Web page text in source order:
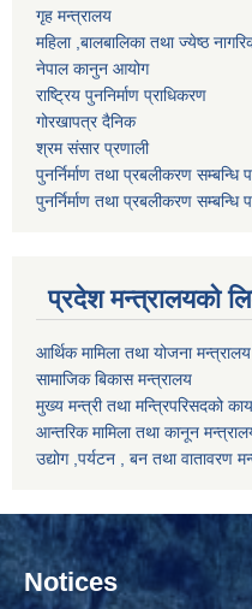
गृह मन्त्रालय
महिला ,बालबालिका तथा ज्येष्ठ
नेपाल कानुन आयोग
राष्ट्रिय पुननिर्माण प्राधिकरण
गोरखापत्र दैनिक
श्रम संसार प्रणाली
पुनर्निर्माण तथा प्रबलीकरण सम्बन्धि
पुनर्निर्माण तथा प्रबलीकरण सम्बन्धि
प्रदेश मन्त्रालयको
आर्थिक मामिला तथा योजना मन्त्रालय
सामाजिक बिकास मन्त्रालय
मुख्य मन्त्री तथा मन्त्रिपरिसदको
आन्तरिक मामिला तथा कानून
उद्योग ,पर्यटन , बन तथा वातावरण
Notices